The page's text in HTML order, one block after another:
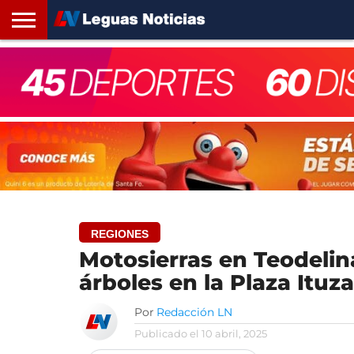
SANTA
FE
ROSARIO24
REGIONES
ARGENTINA
OPINIÓN
CONTACTO
REGIONES
Motosierras en
árboles en la Plaza
Por Redacción LN
Publicado el 10 abril, 2025